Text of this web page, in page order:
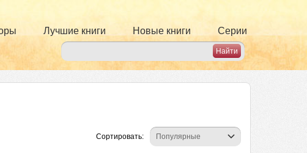
Лучшие книги Новые книги Серии
Сортировать: